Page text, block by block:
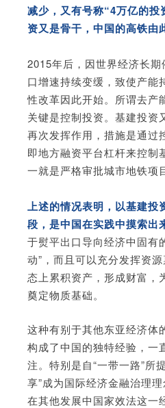
减少，又有号称“4万亿的
资又是骨干，中国的高铁由
2015年后，因世界经济长
口增速持续变缓，致使产能
性改革因此开始。所谓去产
关键是控制投资。基建投资
再次发挥作用，措施是通过
即地方融资平台杠杆来控制
一就是严格审批城市地铁项
上述的情况表明，以基建投
段，是中国在实践中摸索出
于熨平出口导向经济中固有
动”，而且可以充分发挥资
态上累积资产，形成财富，
奠定物质基础。
这种有别于其他东亚经济体
构成了中国的独特经验，一
注。特别是自“一带一路”所
享”成为国际经济金融治理
在其他发展中国家效法这一